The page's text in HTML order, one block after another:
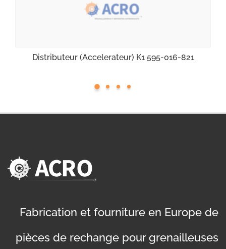
Distributeur (Accelerateur) K1 595-016-821
Fabrication et fourniture en Europe de
pièces de rechange pour grenailleuses